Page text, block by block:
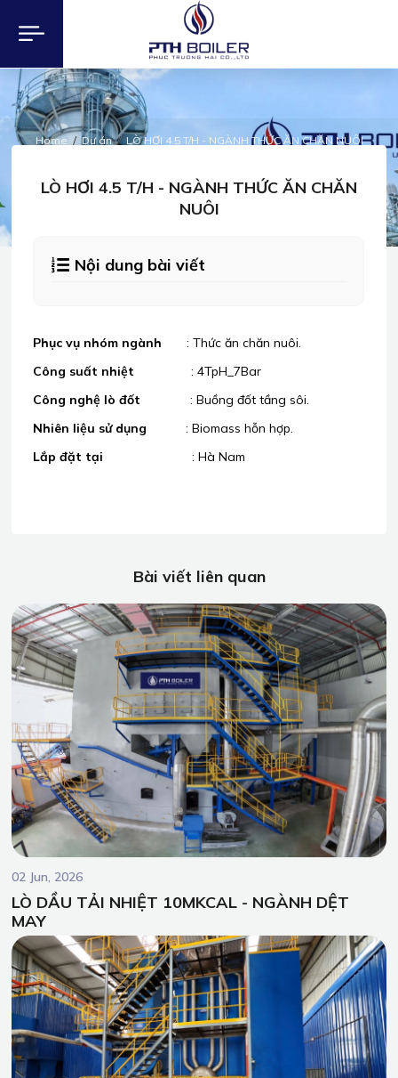
Home Dự án LÒ HƠI 4.5 T/H - NGÀNH THỨC ĂN CHĂN NUÔI
DỰ ÁN
LÒ HƠI 4.5 T/H - NGÀNH THỨC ĂN CHĂN
NUÔI
Nội dung bài viết
Phục vụ nhóm ngành : Thức ăn chăn nuôi.
Công suất nhiệt : 4TpH_7Bar
Công nghệ lò đốt : Buồng đốt tầng sôi.
Nhiên liệu sử dụng : Biomass hỗn hợp.
Lắp đặt tại
: Hà Nam
Bài viết liên quan
02 Jun, 2026
LÒ DẦU TẢI NHIỆT 10MKCAL - NGÀNH DỆT
MAY